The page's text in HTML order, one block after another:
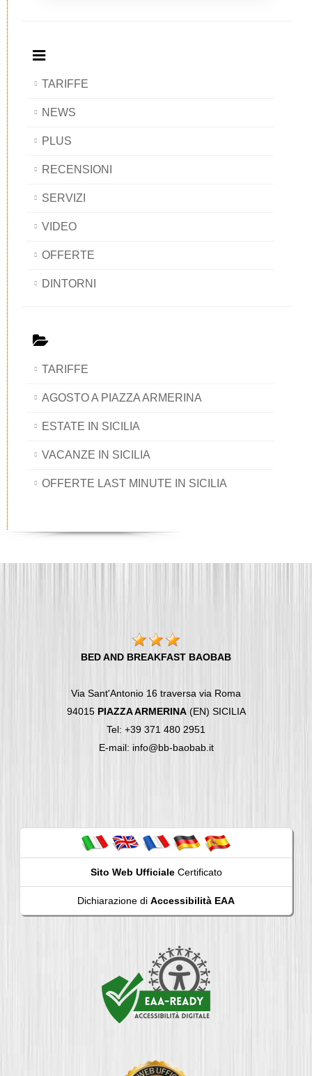
TARIFFE
NEWS
PLUS
RECENSIONI
SERVIZI
VIDEO
OFFERTE
DINTORNI
TARIFFE
AGOSTO A PIAZZA ARMERINA
ESTATE IN SICILIA
VACANZE IN SICILIA
OFFERTE LAST MINUTE IN SICILIA
BED AND BREAKFAST BAOBAB
Via Sant'Antonio 16 traversa via Roma
94015 PIAZZA ARMERINA(EN) SICILIA
Tel: +39 371 480 2951
E-mail: info@bb-baobab.it
Sito Web UfficialeCertificato
Dichiarazione di Accessibilità EAA